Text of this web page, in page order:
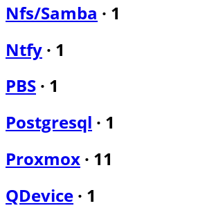
Nfs/Samba · 1
Ntfy · 1
PBS · 1
Postgresql · 1
Proxmox · 11
QDevice · 1